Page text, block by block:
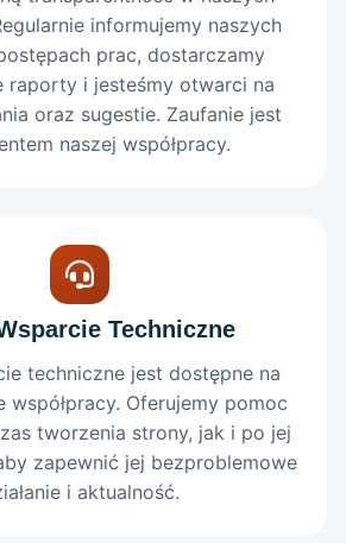
informujemy naszych
prac, dostarczamy
raporty i jesteśmy otwarci na
oraz sugestie. Zaufanie jest
naszej współpracy.
Techniczne
techniczne jest dostępne na
współpracy. Oferujemy pomoc
tworzenia strony, jak i po jej
zapewnić jej bezproblemowe
i aktualność.